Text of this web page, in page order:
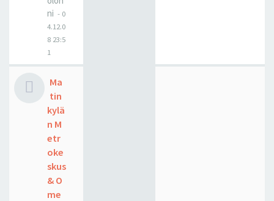
ni - 0
4.12.0
8 23:5
1
Ma
tin
kylä
n M
etr
oke
skus
& O
me